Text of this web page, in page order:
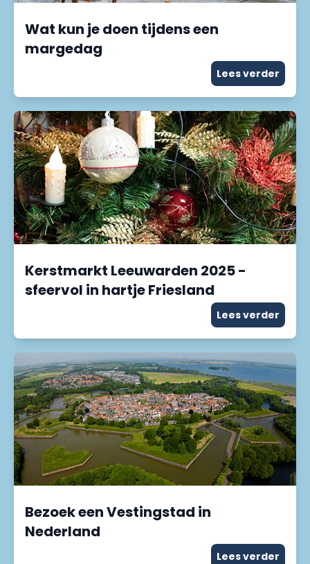
Wat kun je doen tijdens een
margedag
Lees verder
Kerstmarkt Leeuwarden 2025 -
sfeervol in hartje Friesland
Lees verder
Bezoek een Vestingstad in
Nederland
Lees verder